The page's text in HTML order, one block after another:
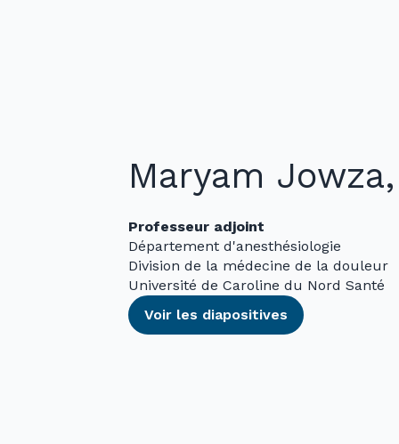
Maryam
Professeur adjoint
Département d'anesthésiologie
Division de la médecine de la douleur
Université de Caroline du Nord Santé
Voir les diapositives